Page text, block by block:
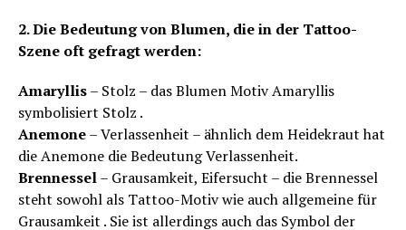
2. Die Bedeutung von Blumen, die in der Tattoo-
Szene oft gefragt werden:
Amaryllis– Stolz – das Blumen Motiv Amaryllis
symbolisiert Stolz .
Anemone– Verlassenheit – ähnlich dem Heidekraut hat
die Anemone die Bedeutung Verlassenheit.
Brennessel– Grausamkeit, Eifersucht – die Brennessel
steht sowohl als Tattoo-Motiv wie auch allgemeine für
Grausamkeit . Sie ist allerdings auch das Symbol der